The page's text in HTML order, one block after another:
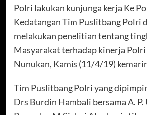
Polri lakukan kunjunga kerja Ke
Kedatangan Tim Puslitbang Polri
melakukan penelitian tentang
Masyarakat terhadap kinerja Polri
Nunukan, Kamis (11/4/19)
Tim Puslitbang Polri yang
Drs Burdin Hambali bersama A.